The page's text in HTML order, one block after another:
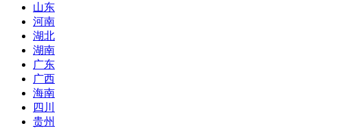
山东
河南
湖北
湖南
广东
广西
海南
四川
贵州